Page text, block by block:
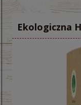
Ekologiczna